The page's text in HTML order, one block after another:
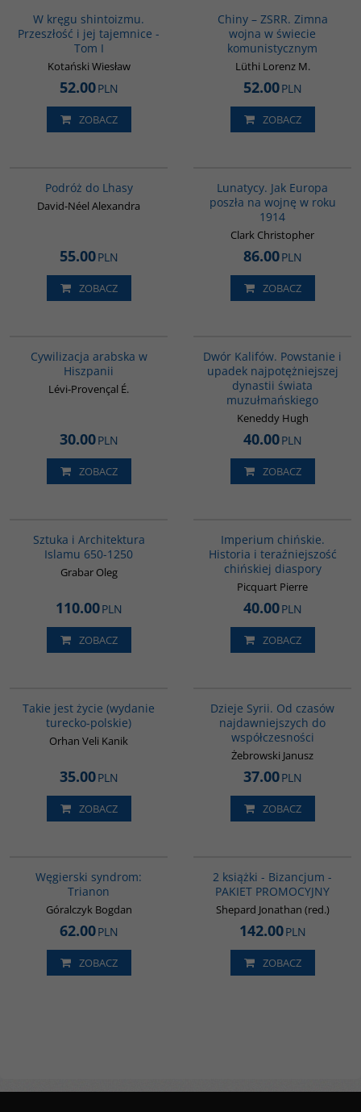
W kręgu shintoizmu.
Przeszłość i jej tajemnice -
Tom I
Kotański Wiesław
52.00PLN
ZOBACZ
Chiny – ZSRR. Zimna
wojna w świecie
komunistycznym
Lüthi Lorenz M.
52.00PLN
ZOBACZ
Podróż do Lhasy
David-Néel Alexandra
55.00PLN
ZOBACZ
Lunatycy. Jak Europa
poszła na wojnę w roku
1914
Clark Christopher
86.00PLN
ZOBACZ
Cywilizacja arabska w
Hiszpanii
Lévi-Provençal É.
30.00PLN
ZOBACZ
Dwór Kalifów. Powstanie i
upadek najpotężniejszej
dynastii świata
muzułmańskiego
Keneddy Hugh
40.00PLN
ZOBACZ
Sztuka i Architektura
Islamu 650-1250
Grabar Oleg
110.00PLN
ZOBACZ
Imperium chińskie.
Historia i teraźniejszość
chińskiej diaspory
Picquart Pierre
40.00PLN
ZOBACZ
Takie jest życie (wydanie
turecko-polskie)
Orhan Veli Kanik
35.00PLN
ZOBACZ
Dzieje Syrii. Od czasów
najdawniejszych do
współczesności
Żebrowski Janusz
37.00PLN
ZOBACZ
Węgierski syndrom:
Trianon
Góralczyk Bogdan
62.00PLN
ZOBACZ
2 książki - Bizancjum -
PAKIET PROMOCYJNY
Shepard Jonathan (red.)
142.00PLN
ZOBACZ